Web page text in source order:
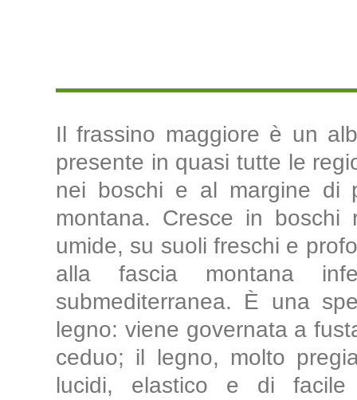
Il frassino maggiore è un
presente in quasi tutte le
nei boschi e al margine di
montana. Cresce in
umide, su suoli freschi e
alla fascia montana
submediterranea. È una
legno: viene governata a
ceduo; il legno, molto
lucidi, elastico e di facile